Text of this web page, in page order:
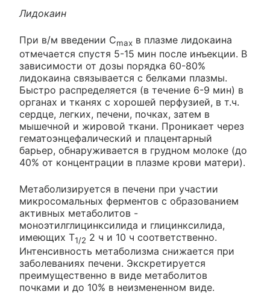
Лидокаин
При в/м введении Cmax в плазме лидокаина
отмечается спустя 5-15 мин после инъекции. В
зависимости от дозы порядка 60-80%
лидокаина связывается с белками плазмы.
Быстро распределяется (в течение 6-9 мин) в
органах и тканях с хорошей перфузией, в т.ч.
сердце, легких, печени, почках, затем в
мышечной и жировой ткани. Проникает через
гематоэнцефалический и плацентарный
барьер, обнаруживается в грудном молоке (до
40% от концентрации в плазме крови матери).
Метаболизируется в печени при участии
микросомальных ферментов с образованием
активных метаболитов -
моноэтилглицинксилида и глицинксилида,
имеющих Т1/2 2 ч и 10 ч соответственно.
Интенсивность метаболизма снижается при
заболеваниях печени. Экскретируется
преимущественно в виде метаболитов
почками и до 10% в неизмененном виде.